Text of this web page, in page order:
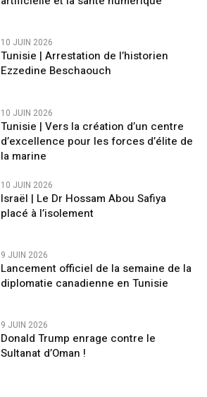
10 JUIN 2026
Tunisie | Arrestation de l’historien
Ezzedine Beschaouch
10 JUIN 2026
Tunisie | Vers la création d’un centre
d’excellence pour les forces d’élite de
la marine
10 JUIN 2026
Israël | Le Dr Hossam Abou Safiya
placé à l’isolement
9 JUIN 2026
Lancement officiel de la semaine de la
diplomatie canadienne en Tunisie
9 JUIN 2026
Donald Trump enrage contre le
Sultanat d’Oman !